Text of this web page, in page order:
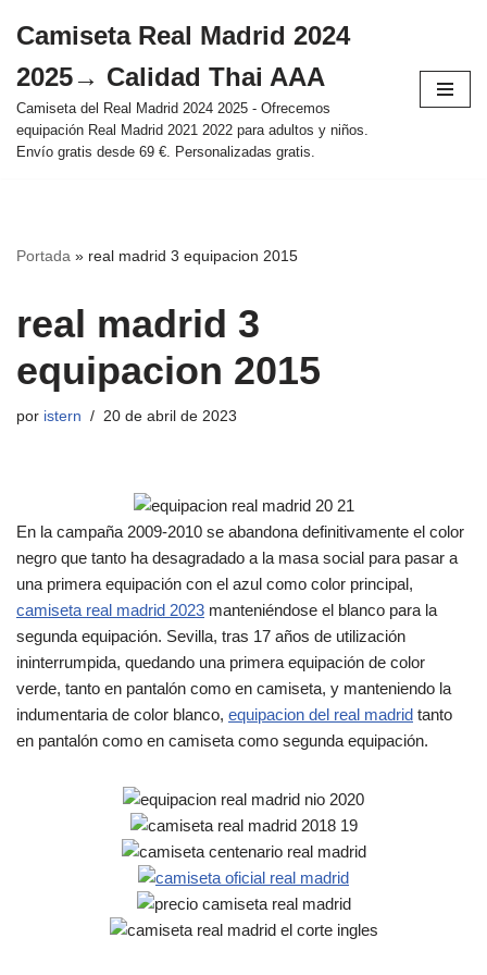
al
contenido
Camiseta Real Madrid 2024
2025→ Calidad Thai AAA
Camiseta del Real Madrid 2024 2025 - Ofrecemos
equipación Real Madrid 2021 2022 para adultos y niños.
Envío gratis desde 69 €. Personalizadas gratis.
Portada » real madrid 3 equipacion 2015
real madrid 3
equipacion 2015
por istern 20 de abril de 2023
En la campaña 2009-2010 se abandona definitivamente el color
negro que tanto ha desagradado a la masa social para pasar a
una primera equipación con el azul como color principal,
camiseta real madrid 2023 manteniéndose el blanco para la
segunda equipación. Sevilla, tras 17 años de utilización
ininterrumpida, quedando una primera equipación de color
verde, tanto en pantalón como en camiseta, y manteniendo la
indumentaria de color blanco, equipacion del real madrid tanto
en pantalón como en camiseta como segunda equipación.